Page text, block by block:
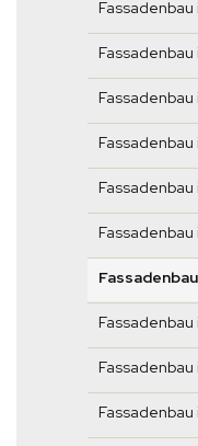
Fassadenbau
Fassadenbau